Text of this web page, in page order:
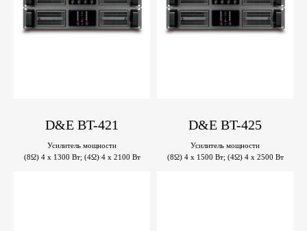
D&E BT-421
Усилитель мощности
(8Ω) 4 x 1300 Вт; (4Ω) 4 x 2100 Вт
D&E BT-425
Усилитель мощности
(8Ω) 4 x 1500 Вт; (4Ω) 4 x 2500 Вт